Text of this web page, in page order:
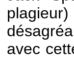
avec